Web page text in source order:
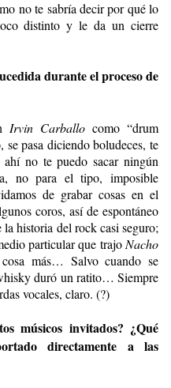
no te sabría decir por qué lo
distinto y le da un cierre
durante el proceso de
Irvin Carballo como “drum
pasa diciendo boludeces, te
no te puedo sacar ningún
no para el tipo, imposible
de grabar cosas en el
coros, así de espontáneo
la historia del rock casi seguro;
particular que trajo Nacho
más… Salvo cuando se
duró un ratito… Siempre
vocales, claro. (?)
músicos invitados? ¿Qué
directamente a las